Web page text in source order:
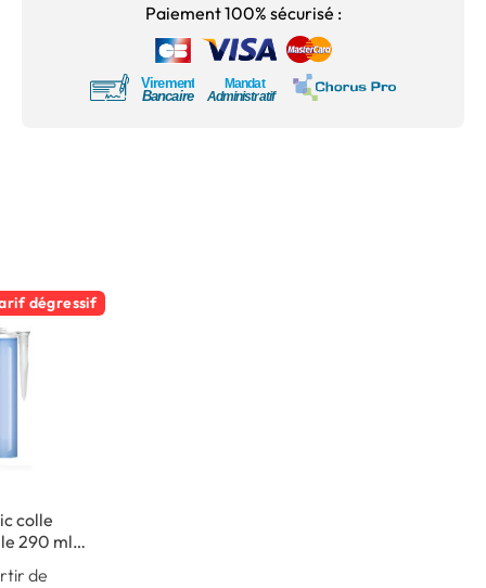
Paiement 100% sécurisé :
dégressif
colle
290 ml -
de